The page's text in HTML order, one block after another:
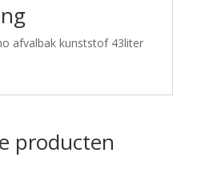
afvalbak kunststof 43liter
producten